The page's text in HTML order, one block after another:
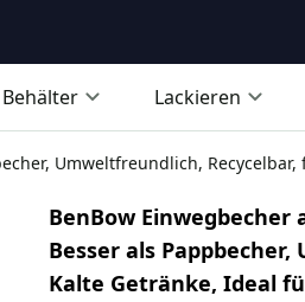
Behälter Lackieren
Umweltfreundlich,
BenBow Einwegbecher
Besser als
Kalte Getränke, Ideal